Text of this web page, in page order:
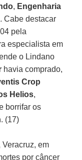
, Engenharia
. Cabe destacar
pela
especialista em
o Lindano
havia comprado,
Crop
Helios,
borrifar os
. (17)
Veracruz, em
por câncer